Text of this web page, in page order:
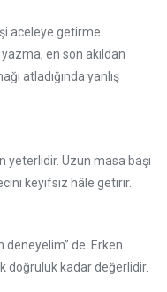
aceleye getirme
en son akıldan
atladığında yanlış
yeterlidir. Uzun masa başı
keyifsiz hâle getirir.
deneyelim” de. Erken
doğruluk kadar değerlidir.